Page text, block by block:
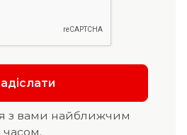
з вами найближчим
часом.